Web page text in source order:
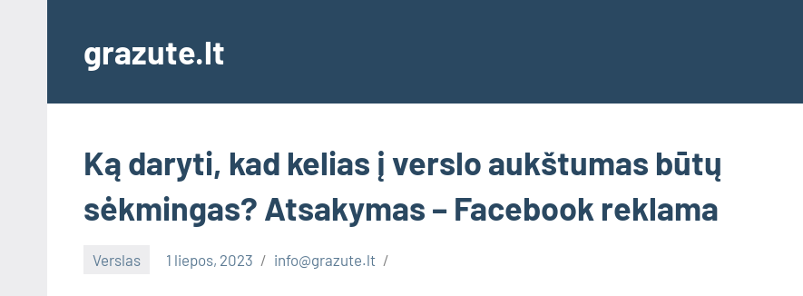
contentgrazute.lt
Ką daryti, kad kelias į verslo aukštumas būtų
sėkmingas? Atsakymas – Facebook reklama
Verslas 1 liepos, 2023 info@grazute.lt